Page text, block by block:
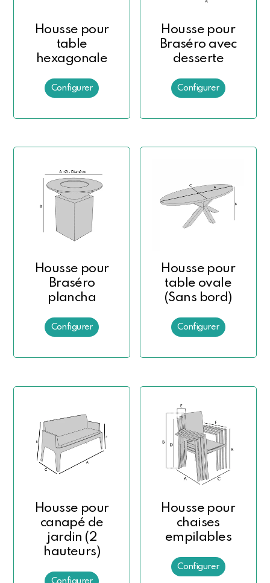
Housse pour
table
hexagonale
Housse pour
Braséro avec
desserte
Housse pour
Braséro
plancha
Housse pour
table ovale
(Sans bord)
Housse pour
canapé de
jardin (2
hauteurs)
Housse pour
chaises
empilables